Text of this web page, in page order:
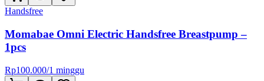
Handsfree
Momabae Omni Electric Handsfree Breastpump –
1pcs
Rp100.000/1 minggu